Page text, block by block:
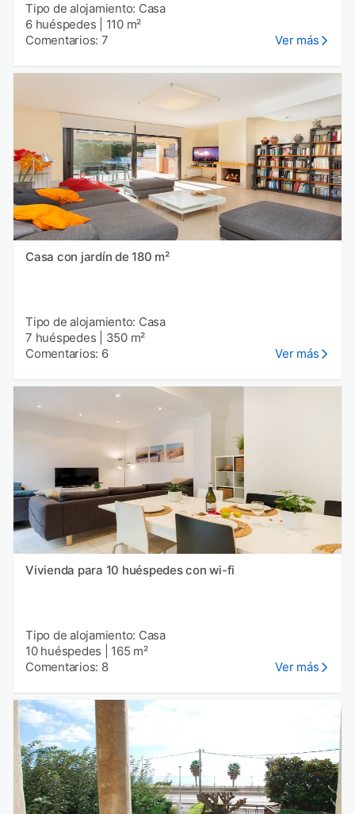
Tipo de alojamiento: Casa
6 huéspedes
110 m²
Comentarios: 7
Ver más
Casa con jardín de 180 m²
Tipo de alojamiento: Casa
7 huéspedes
350 m²
Comentarios: 6
Ver más
Vivienda para 10 huéspedes con wi-fi
Tipo de alojamiento: Casa
10 huéspedes
165 m²
Comentarios: 8
Ver más